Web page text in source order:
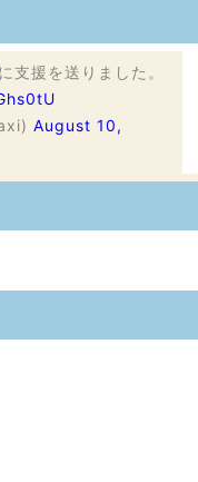
に支援を送りました。
August 10,